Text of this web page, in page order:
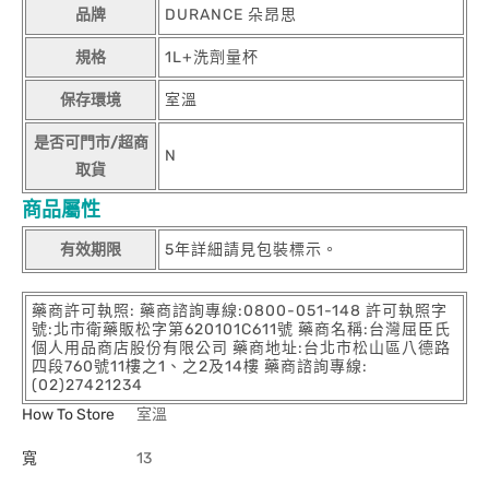
品牌 DURANCE 朵昂思
規格 1L+洗劑量杯
保存環境 室溫
是否可門市/超商
取貨
N
商品屬性
有效期限 5年詳細請見包裝標示。
藥商許可執照: 藥商諮詢專線:0800-051-148 許可執照字
號:北市衛藥販松字第620101C611號 藥商名稱:台灣屈臣氏
個人用品商店股份有限公司 藥商地址:台北市松山區八德路
四段760號11樓之1、之2及14樓 藥商諮詢專線:
(02)27421234
How To Store
室溫
寬 13